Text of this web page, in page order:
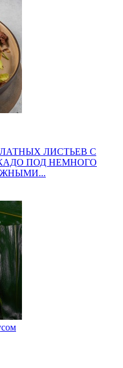
ЛИСТЬЕВ С
ПОД НЕМНОГО